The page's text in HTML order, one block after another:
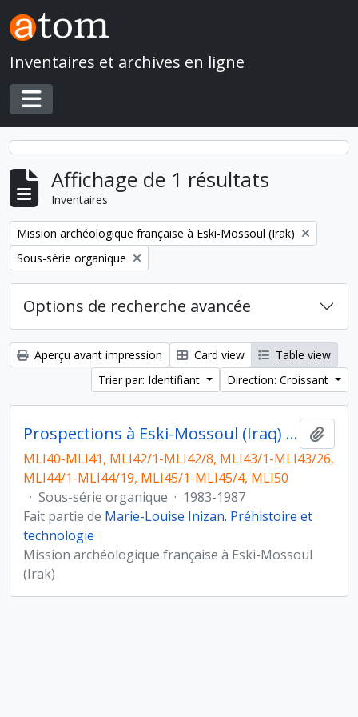
Skip to main content
Inventaires et archives en ligne
Toggle navigation
Affichage de 1 résultats
Inventaires
Remove filter:
Mission archéologique française à Eski-Mossoul (Irak)
Remove filter:
Sous-série organique
Options de recherche avancée
Aperçu avant impression Card view
Table view
Trier par: Identifiant
Direction: Croissant
Prospections à Eski-Mossoul (Iraq) et étude du matériel lithique
MLI40-MLI41, MLI42/1-MLI42/8, MLI43/1-MLI43/26,
MLI44/1-MLI44/19, MLI45/1-MLI45/4, MLI50
· Sous-série organique · 1983-1987
Fait partie de Marie-Louise Inizan. Préhistoire et
technologie
Mission archéologique française à Eski-Mossoul
(Irak)